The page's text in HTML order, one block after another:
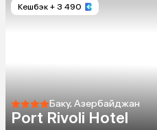
Кешбэк + 3 490
Баку, Азербайджан
Port Rivoli Hotel